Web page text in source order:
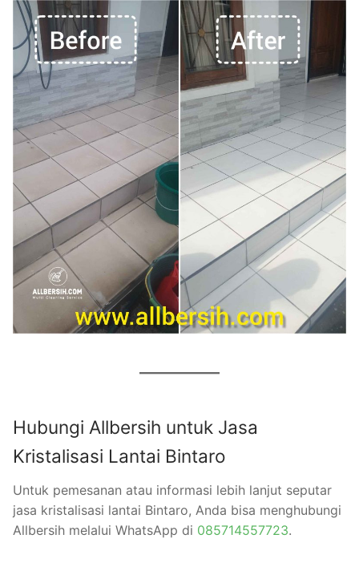
Hubungi Allbersih untuk Jasa
Kristalisasi Lantai Bintaro
Untuk pemesanan atau informasi lebih lanjut seputar
jasa kristalisasi lantai Bintaro, Anda bisa menghubungi
Allbersih melalui WhatsApp di 085714557723.